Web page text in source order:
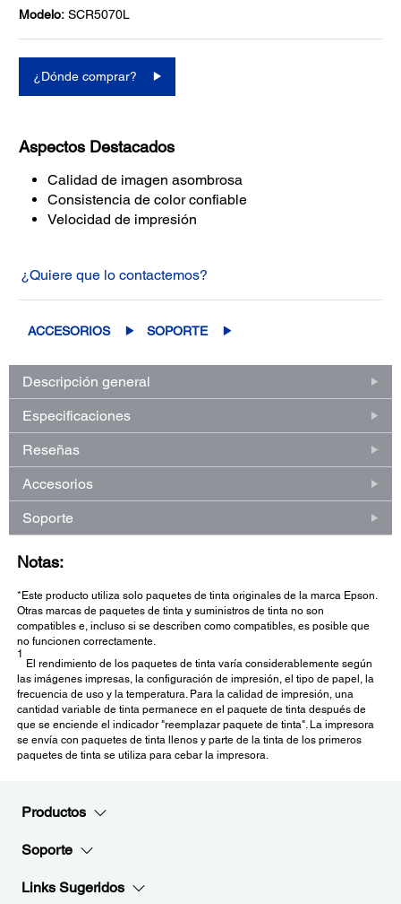
Modelo: SCR5070L
¿Dónde comprar?
Aspectos Destacados
Calidad de imagen asombrosa
Consistencia de color confiable
Velocidad de impresión
¿Quiere que lo contactemos?
ACCESORIOS SOPORTE
Descripción general
Especificaciones
Reseñas
Accesorios
Soporte
Notas:
*Este producto utiliza solo paquetes de tinta originales de la marca Epson.
Otras marcas de paquetes de tinta y suministros de tinta no son
compatibles e, incluso si se describen como compatibles, es posible que
no funcionen correctamente.
1
El rendimiento de los paquetes de tinta varía considerablemente según
las imágenes impresas, la configuración de impresión, el tipo de papel, la
frecuencia de uso y la temperatura. Para la calidad de impresión, una
cantidad variable de tinta permanece en el paquete de tinta después de
que se enciende el indicador "reemplazar paquete de tinta". La impresora
se envía con paquetes de tinta llenos y parte de la tinta de los primeros
paquetes de tinta se utiliza para cebar la impresora.
Productos
Soporte
Links Sugeridos